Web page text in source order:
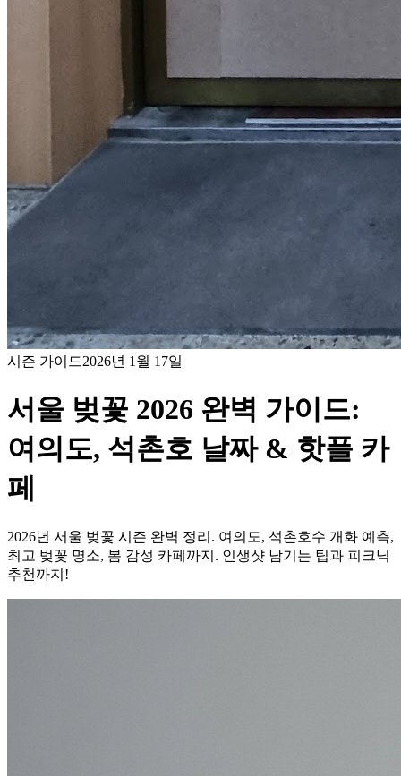
시즌 가이드2026년 1월 17일
서울 벚꽃 2026 완벽 가이드:
여의도, 석촌호 날짜 & 핫플 카
페
2026년 서울 벚꽃 시즌 완벽 정리. 여의도, 석촌호수 개화 예측,
최고 벚꽃 명소, 봄 감성 카페까지. 인생샷 남기는 팁과 피크닉
추천까지!